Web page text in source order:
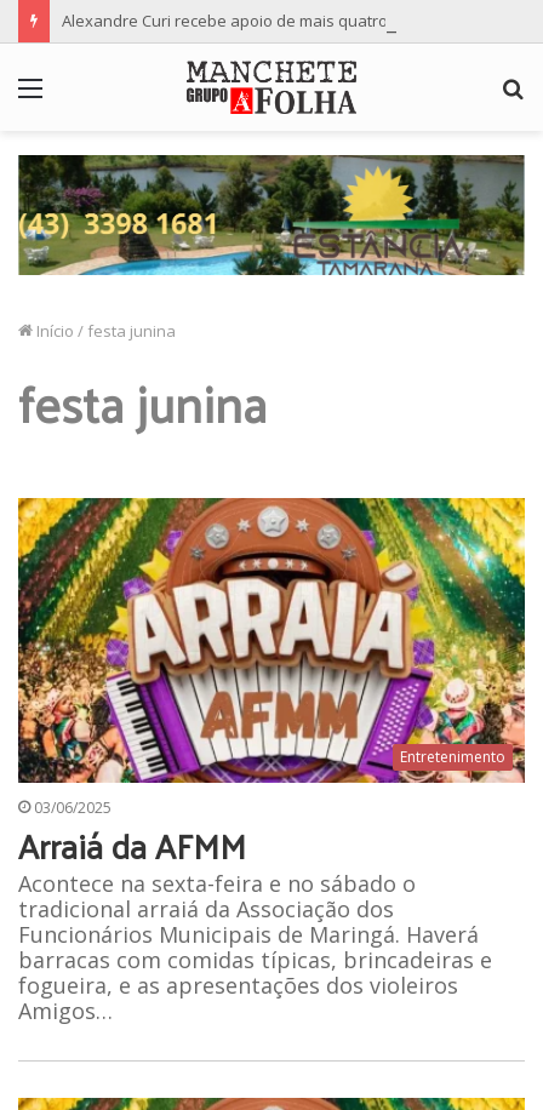
Início / festa junina
festa junina
Entretenimento
03/06/2025
Arraiá da AFMM
Acontece na sexta-feira e no sábado o
tradicional arraiá da Associação dos
Funcionários Municipais de Maringá. Haverá
barracas com comidas típicas, brincadeiras e
fogueira, e as apresentações dos violeiros
Amigos…